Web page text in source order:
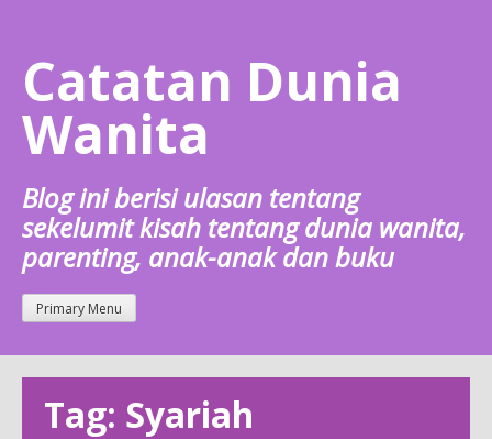
content
Catatan Dunia
Wanita
Blog ini berisi ulasan tentang
sekelumit kisah tentang dunia wanita,
parenting, anak-anak dan buku
Primary Menu
Tag: Syariah